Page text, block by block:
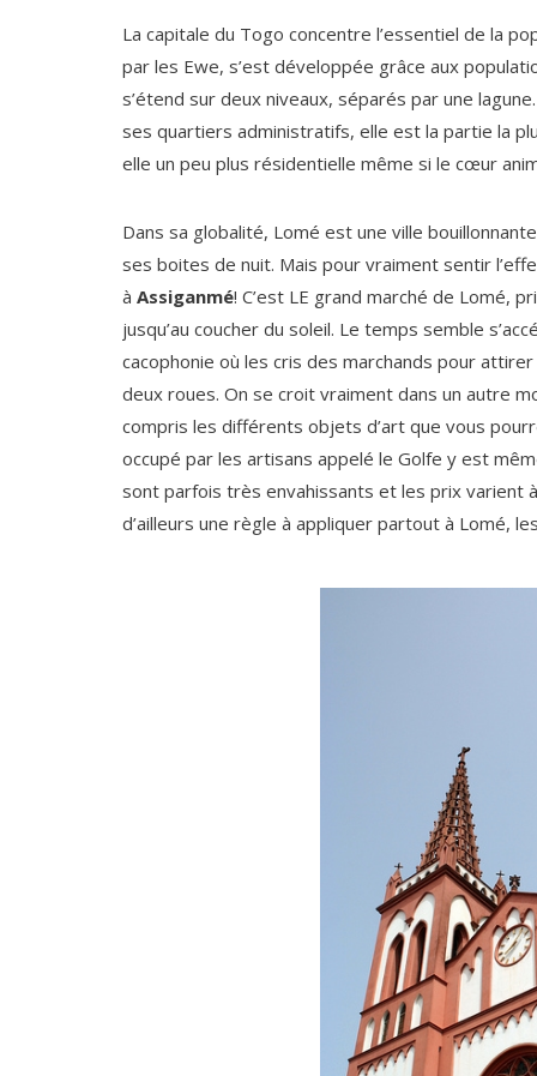
La capitale du Togo concentre l’essentiel de la
par les Ewe, s’est développée grâce aux
s’étend sur deux niveaux, séparés par une
ses quartiers administratifs, elle est la partie la
elle un peu plus résidentielle même si le cœur
Dans sa globalité, Lomé est une ville
ses boites de nuit. Mais pour vraiment sentir
à Assiganmé! C’est LE grand marché de Lomé,
jusqu’au coucher du soleil. Le temps semble
cacophonie où les cris des marchands pour
deux roues. On se croit vraiment dans un autre
compris les différents objets d’art que vous
occupé par les artisans appelé le Golfe y est
sont parfois très envahissants et les prix varient
d’ailleurs une règle à appliquer partout à Lomé,